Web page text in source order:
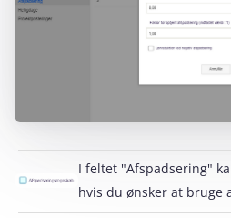
I feltet "Afspadsering"
hvis du ønsker at bruge